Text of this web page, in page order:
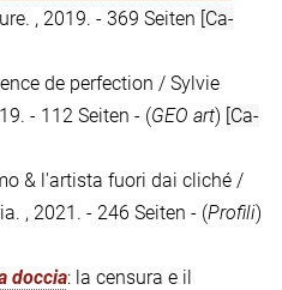
, 2019. - 369 Seiten [Ca-
de perfection / Sylvie
- 112 Seiten - (GEO art) [Ca-
& l'artista fuori dai cliché /
, 2021. - 246 Seiten - (Profili)
doccia: la censura e il